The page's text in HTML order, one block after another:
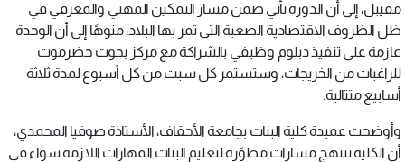
مقيبل، إلى أن الدورة تأتي ضمن مسار التمكين المهني والمعرفي في
ظل الظروف الاقتصادية الصعبة التي تمر بها البلاد، منوهًا إلى أن الوحدة
عازمة على تنفيذ دبلوم وظيفي بالشراكة مع مركز بحوث حضرموت
للراغبات من الخريجات، وستستمر كل سبت من كل أسبوع لمدة ثلاثة
أسابيع متتالية.
وأوضحت عميدة كلية البنات بجامعة الأحقاف، الأستاذة صوفيا المحمدي،
أن الكلية تنتهج مسارات مطوّرة لتعليم البنات المهارات اللازمة سواء في